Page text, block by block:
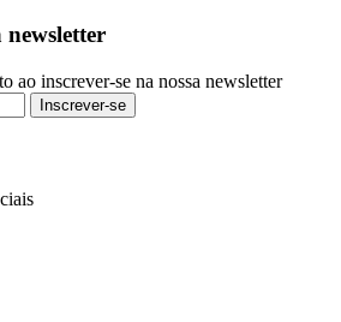
newsletter
ao inscrever-se na nossa newsletter
Inscrever-se